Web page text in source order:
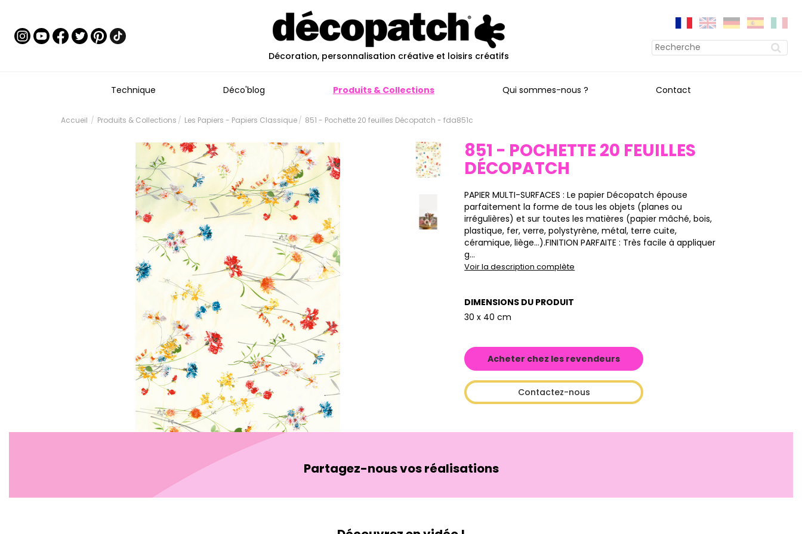
Décoration, personnalisation créative et loisirs créatifs
Technique Déco'blog Produits & Collections Qui sommes-nous ? Contact
Accueil Produits & Collections Les Papiers - Papiers Classique 851 - Pochette 20 feuilles Décopatch - fda851c
851 - POCHETTE 20 FEUILLES
DÉCOPATCH
PAPIER MULTI-SURFACES : Le papier Décopatch épouse
parfaitement la forme de tous les objets (planes ou
irrégulières) et sur toutes les matières (papier mâché, bois,
plastique, fer, verre, polystyrène, métal, terre cuite,
céramique, liège…).FINITION PARFAITE : Très facile à appliquer
g...
Voir la description complète
DIMENSIONS DU PRODUIT
30 x 40 cm
Acheter chez les revendeurs
Contactez-nous
Partagez-nous vos réalisations